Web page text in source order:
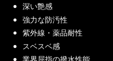
深い艶感
強力な防汚性
紫外線・薬品耐性
スベスベ感
業界屈指の撥水性能